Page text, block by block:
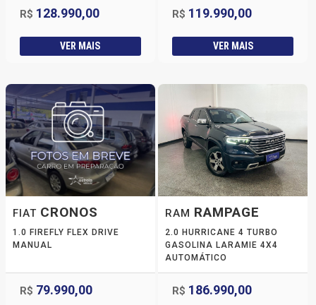
R$ 128.990,00
VER MAIS
R$ 119.990,00
VER MAIS
FIAT CRONOS
1.0 FIREFLY FLEX DRIVE
MANUAL
R$ 79.990,00
RAM RAMPAGE
2.0 HURRICANE 4 TURBO
GASOLINA LARAMIE 4X4
AUTOMÁTICO
R$ 186.990,00